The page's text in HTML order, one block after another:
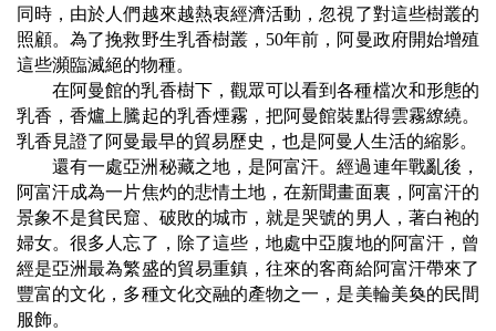
同時，由於人們越來越熱衷經濟活動，忽視了對這些樹叢的
照顧。為了挽救野生乳香樹叢， 50年前，阿曼政府開始增殖
這些瀕臨滅絕的物種。
在阿曼館的乳香樹下，觀眾可以看到各種檔次和形態的
乳香，香爐上騰起的乳香煙霧，把阿曼館裝點得雲霧繚繞。
乳香見證了阿曼最早的貿易歷史，也是阿曼人生活的縮影。
還有一處亞洲秘藏之地，是阿富汗。經過連年戰亂後，
阿富汗成為一片焦灼的悲情土地，在新聞畫面裏，阿富汗的
景象不是貧民窟、破敗的城市，就是哭號的男人，著白袍的
婦女。很多人忘了，除了這些，地處中亞腹地的阿富汗，曾
經是亞洲最為繁盛的貿易重鎮，往來的客商給阿富汗帶來了
豐富的文化，多種文化交融的產物之一，是美輪美奐的民間
服飾。